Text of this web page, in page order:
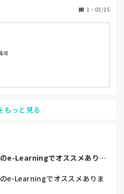
1 ・ 03/15
場
もっと見る
e-Learningでオススメありま
e-Learningでオススメありま